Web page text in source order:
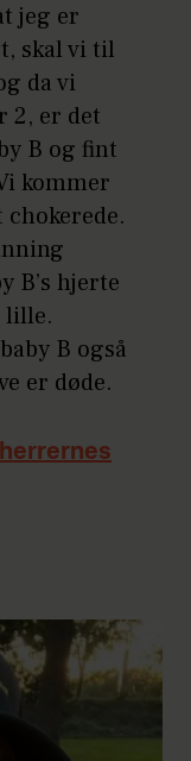
jeg er
skal vi til
da vi
2, er det
B og fint
kommer
B’s hjerte
lille.
B også
er døde.